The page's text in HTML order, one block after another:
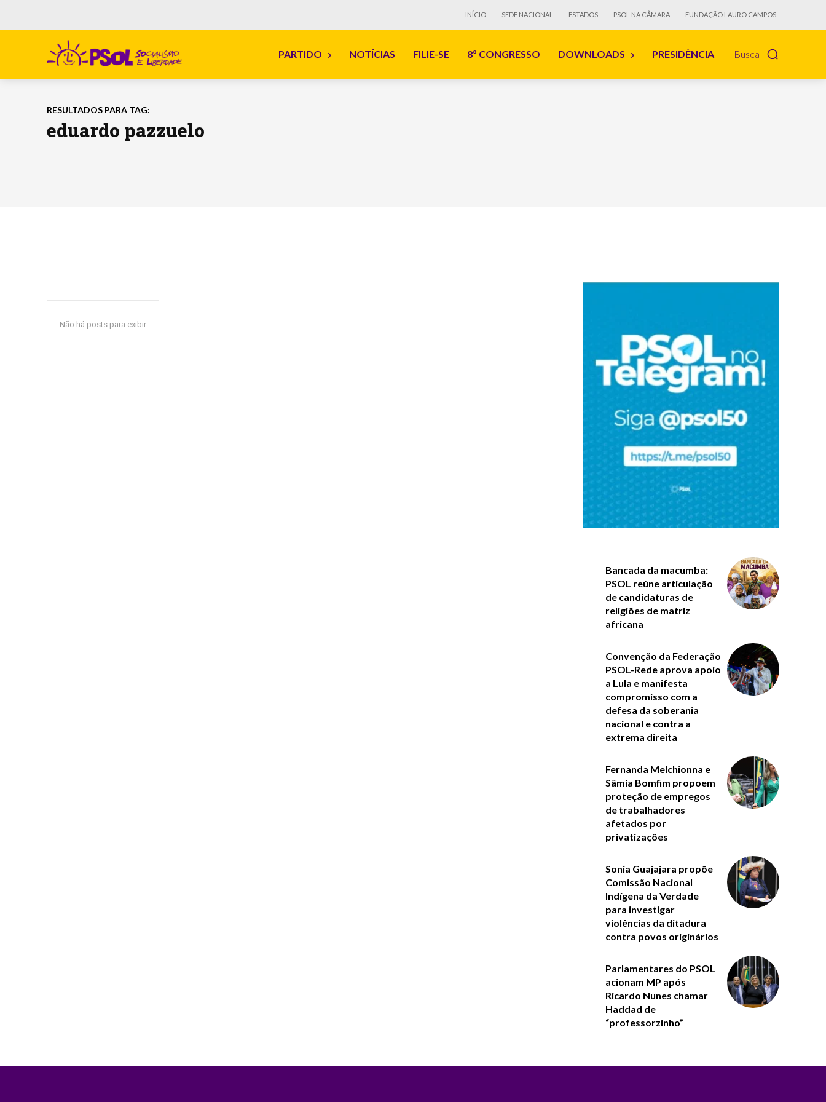
INÍCIO SEDE NACIONAL ESTADOS PSOL NA CÂMARA FUNDAÇÃO LAURO CAMPOS
Busca
PARTIDO NOTÍCIAS FILIE-SE 8º CONGRESSO DOWNLOADS PRESIDÊNCIA
RESULTADOS PARA TAG:
eduardo pazzuelo
Não há posts para exibir
Bancada da macumba:
PSOL reúne articulação
de candidaturas de
religiões de matriz
africana
Convenção da Federação
PSOL-Rede aprova apoio
a Lula e manifesta
compromisso com a
defesa da soberania
nacional e contra a
extrema direita
Fernanda Melchionna e
Sâmia Bomfim propoem
proteção de empregos
de trabalhadores
afetados por
privatizações
Sonia Guajajara propõe
Comissão Nacional
Indígena da Verdade
para investigar
violências da ditadura
contra povos originários
Parlamentares do PSOL
acionam MP após
Ricardo Nunes chamar
Haddad de
“professorzinho”